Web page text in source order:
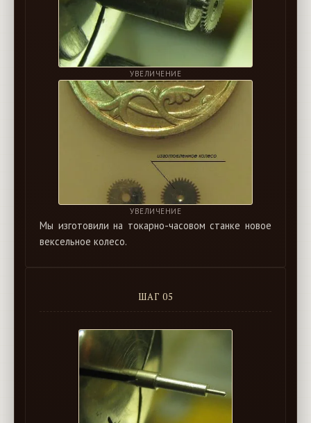
УВЕЛИЧЕНИЕ
УВЕЛИЧЕНИЕ
Мы изготовили на токарно-часовом станке новое
вексельное колесо.
ШАГ 05